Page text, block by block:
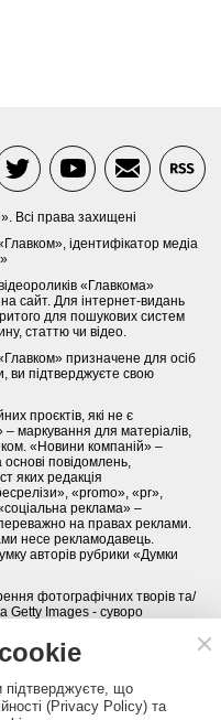
Всі права захищені
ідентифікатор медіа
«Главкома»
сайт. Для інтернет-видань
для пошукових систем
статтю чи відео.
призначене для осіб
ви підтверджуєте свою
проєктів, які не є
маркування для матеріалів,
«Новини компаній» –
повідомлень,
яких редакція
«promo», «pr»,
реклама» –
переважно на правах реклами.
несе рекламодавець.
авторів рубрики «Думки
фотографічних творів та/
Getty Images - суворо
Правила сайту
що
(Privacy Policy) та